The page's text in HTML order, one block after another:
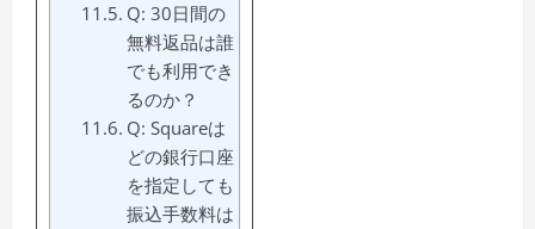
Q: 30日間の
無料返品は誰
でも利用でき
るのか？
Q: Squareは
どの銀行口座
を指定しても
振込手数料は